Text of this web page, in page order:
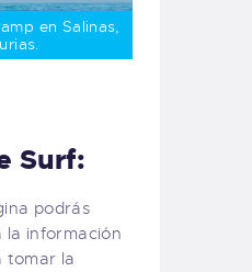
en Salinas,
Surf:
podrás
la información
tomar la